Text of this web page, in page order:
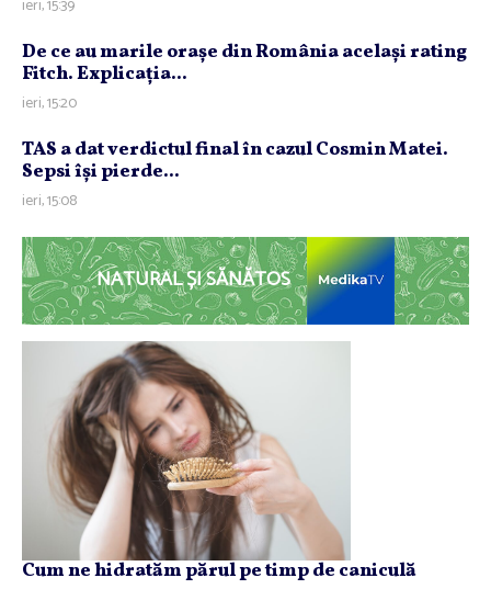
ieri, 15:39
De ce au marile oraşe din România acelaşi rating
Fitch. Explicaţia...
ieri, 15:20
TAS a dat verdictul final în cazul Cosmin Matei.
Sepsi îşi pierde...
ieri, 15:08
NATURAL ȘI SĂNĂTOS
Cum ne hidratăm părul pe timp de caniculă